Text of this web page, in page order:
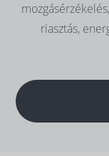
riasztás,